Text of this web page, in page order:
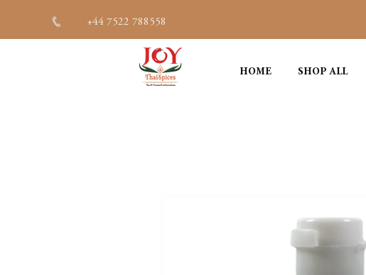
+44 7522 788558
HOME SHOP ALL